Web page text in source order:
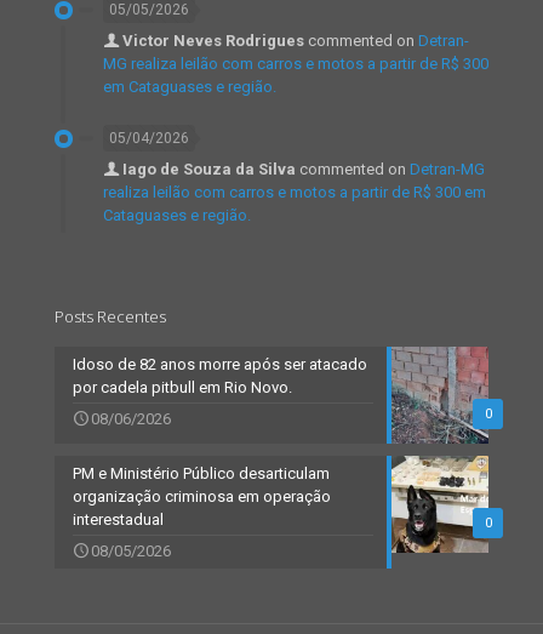
05/05/2026
Victor Neves Rodrigues commented on Detran-
MG realiza leilão com carros e motos a partir de R$ 300
em Cataguases e região.
05/04/2026
Iago de Souza da Silva commented on Detran-MG
realiza leilão com carros e motos a partir de R$ 300 em
Cataguases e região.
Posts Recentes
0
Idoso de 82 anos morre após ser atacado
por cadela pitbull em Rio Novo.
08/06/2026
0
PM e Ministério Público desarticulam
organização criminosa em operação
interestadual
08/05/2026